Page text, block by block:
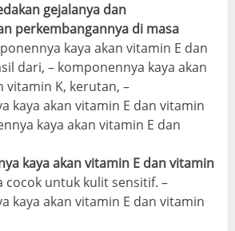
gejalanya dan
perkembangannya di masa
kaya akan vitamin E dan
dari, – komponennya kaya akan
vitamin K, kerutan, –
kaya akan vitamin E dan vitamin
kaya akan vitamin E dan
kaya akan vitamin E dan vitamin
cocok untuk kulit sensitif. –
kaya akan vitamin E dan vitamin